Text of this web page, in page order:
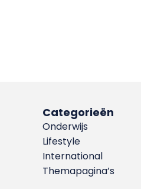
Categorieën
Onderwijs
Lifestyle
International
Themapagina’s